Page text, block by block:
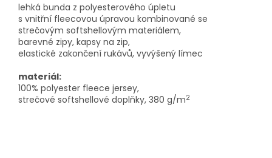
lehká bunda z polyesterového úpletu
s vnitřní fleecovou úpravou kombinované se
strečovým softshellovým materiálem,
barevné zipy, kapsy na zip,
elastické zakončení rukávů, vyvýšený límec
materiál:
100% polyester fleece jersey,
strečové softshellové doplňky, 380 g/m2